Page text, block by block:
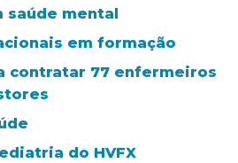
saúde mental
em formação
contratar 77 enfermeiros
do HVFX